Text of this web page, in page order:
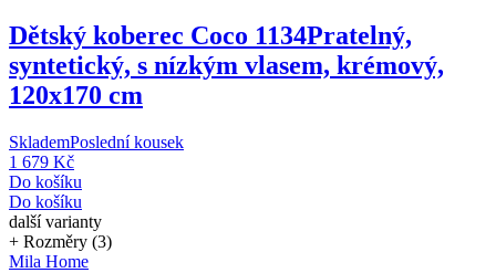
Dětský koberec Coco 1134Pratelný,
syntetický, s nízkým vlasem, krémový,
120x170 cm
SklademPoslední kousek
1 679 Kč
Do košíku
Do košíku
další varianty
+ Rozměry (3)
Mila Home